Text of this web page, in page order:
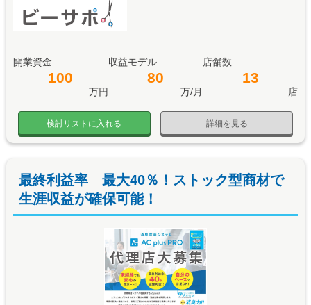
開業資金
100
万円
収益モデル
80
万/月
店舗数
13
店
詳細を見る
検討リストに入れる
最終利益率 最大40％！ストック型商材で
生涯収益が確保可能！